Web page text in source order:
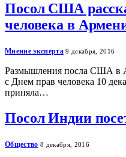
Посол США
человека в
Мнение эксперта 9 декабря, 2016
Размышления посла США в
с Днем прав человека 10
приняла…
Посол Индии
Общество 8 декабря, 2016